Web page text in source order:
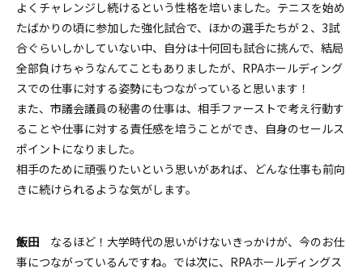
よくチャレンジし続けるという性格を培いました。テニスを始め
たばかりの頃に参加した強化試合で、ほかの選手たちが２、3試
合ぐらいしかしていない中、自分は十何回も試合に挑んで、結局
全部負けちゃうなんてこともありましたが、RPAホールディング
スでの仕事に対する姿勢にもつながっていると思います！
また、市議会議員の秘書の仕事は、相手ファーストで考え行動す
ることや仕事に対する責任感を培うことができ、自身のセールス
ポイントになりました。
相手のために頑張りたいという思いがあれば、どんな仕事も前向
きに続けられるような気がします。
飯田 なるほど！大学時代の思いがけないきっかけが、今のお仕
事につながっているんですね。では次に、RPAホールディングス